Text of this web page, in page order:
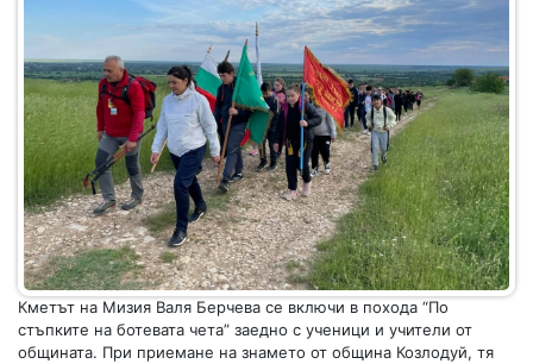
Кметът на Мизия Валя Берчева се включи в похода “По
стъпките на ботевата чета” заедно с ученици и учители от
общината. При приемане на знамето от община Козлодуй, тя